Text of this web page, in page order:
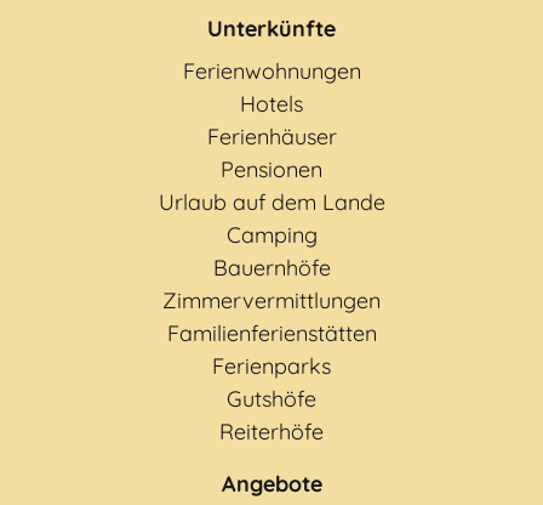
Unterkünfte
Ferienwohnungen
Hotels
Ferienhäuser
Pensionen
Urlaub auf dem Lande
Camping
Bauernhöfe
Zimmervermittlungen
Familienferienstätten
Ferienparks
Gutshöfe
Reiterhöfe
Angebote